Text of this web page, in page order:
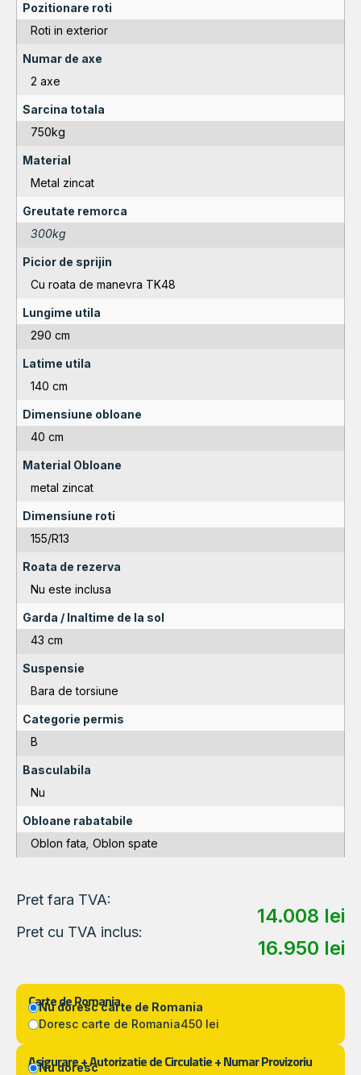
Pozitionare roti
Roti in exterior
Numar de axe
2 axe
Sarcina totala
750kg
Material
Metal zincat
Greutate remorca
300kg
Picior de sprijin
Cu roata de manevra TK48
Lungime utila
290 cm
Latime utila
140 cm
Dimensiune obloane
40 cm
Material Obloane
metal zincat
Dimensiune roti
155/R13
Roata de rezerva
Nu este inclusa
Garda / Inaltime de la sol
43 cm
Suspensie
Bara de torsiune
Categorie permis
B
Basculabila
Nu
Obloane rabatabile
Oblon fata Oblon spate
Pret fara TVA:
14.008 lei
Pret cu TVA inclus:
16.950 lei
Carte de Romania
Nu doresc carte de Romania
Doresc carte de Romania450 lei
Asigurare + Autorizatie de Circulatie + Numar Provizoriu
Nu doresc